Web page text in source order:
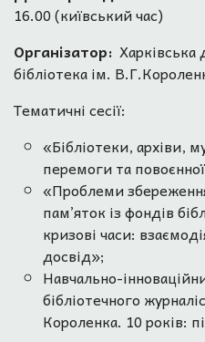
16.00 (київський час)
Організатор: Харківська
бібліотека ім.
Тематичні сесії:
«Бібліотеки, архіви,
перемоги та
«Проблеми
пам’яток із фондів
кризові часи:
досвід»;
Навчально-
бібліотечного
Короленка. 10 років: